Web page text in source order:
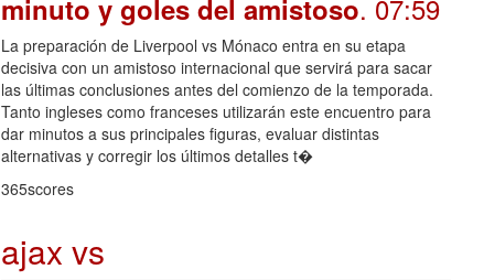
minuto y goles del amistoso. 07:59
La preparación de Liverpool vs Mónaco entra en su etapa
decisiva con un amistoso internacional que servirá para sacar
las últimas conclusiones antes del comienzo de la temporada.
Tanto ingleses como franceses utilizarán este encuentro para
dar minutos a sus principales figuras, evaluar distintas
alternativas y corregir los últimos detalles t�
365scores
ajax vs